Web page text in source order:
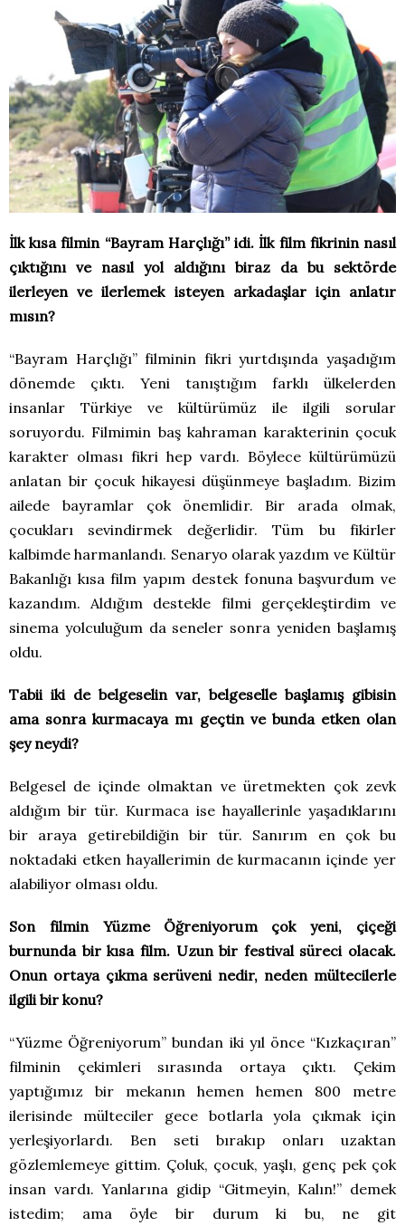
İlk kısa filmin “Bayram Harçlığı” idi. İlk film fikrinin nasıl
çıktığını ve nasıl yol aldığını biraz da bu sektörde
ilerleyen ve ilerlemek isteyen arkadaşlar için anlatır
mısın?
“Bayram Harçlığı” filminin fikri yurtdışında yaşadığım
dönemde çıktı. Yeni tanıştığım farklı ülkelerden
insanlar Türkiye ve kültürümüz ile ilgili sorular
soruyordu. Filmimin baş kahraman karakterinin çocuk
karakter olması fikri hep vardı. Böylece kültürümüzü
anlatan bir çocuk hikayesi düşünmeye başladım. Bizim
ailede bayramlar çok önemlidir. Bir arada olmak,
çocukları sevindirmek değerlidir. Tüm bu fikirler
kalbimde harmanlandı. Senaryo olarak yazdım ve Kültür
Bakanlığı kısa film yapım destek fonuna başvurdum ve
kazandım. Aldığım destekle filmi gerçekleştirdim ve
sinema yolculuğum da seneler sonra yeniden başlamış
oldu.
Tabii iki de belgeselin var, belgeselle başlamış gibisin
ama sonra kurmacaya mı geçtin ve bunda etken olan
şey neydi?
Belgesel de içinde olmaktan ve üretmekten çok zevk
aldığım bir tür. Kurmaca ise hayallerinle yaşadıklarını
bir araya getirebildiğin bir tür. Sanırım en çok bu
noktadaki etken hayallerimin de kurmacanın içinde yer
alabiliyor olması oldu.
Son filmin Yüzme Öğreniyorum çok yeni, çiçeği
burnunda bir kısa film. Uzun bir festival süreci olacak.
Onun ortaya çıkma serüveni nedir, neden mültecilerle
ilgili bir konu?
“Yüzme Öğreniyorum” bundan iki yıl önce “Kızkaçıran”
filminin çekimleri sırasında ortaya çıktı. Çekim
yaptığımız bir mekanın hemen hemen 800 metre
ilerisinde mülteciler gece botlarla yola çıkmak için
yerleşiyorlardı. Ben seti bırakıp onları uzaktan
gözlemlemeye gittim. Çoluk, çocuk, yaşlı, genç pek çok
insan vardı. Yanlarına gidip “Gitmeyin, Kalın!” demek
istedim; ama öyle bir durum ki bu, ne git